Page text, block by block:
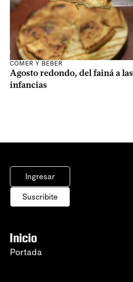
COMER Y BEBER
Agosto redondo, del fainá a las
infancias
Ingresar
Suscribite
Inicio
Portada